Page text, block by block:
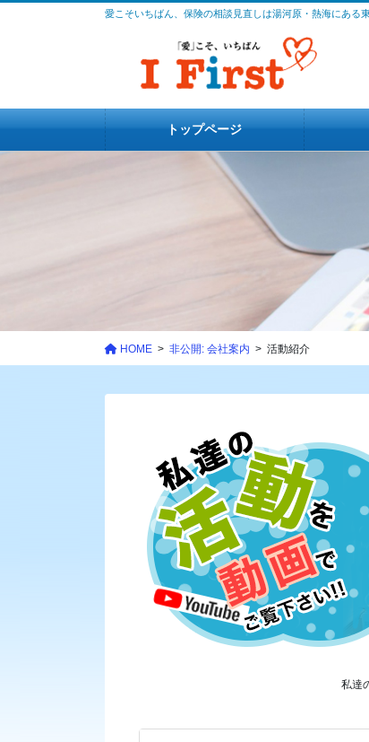
愛こそいちばん、保険の相談見直しは湯河原・熱海にある
トップページ
HOME 非公開: 会社案内 活動紹介
私達